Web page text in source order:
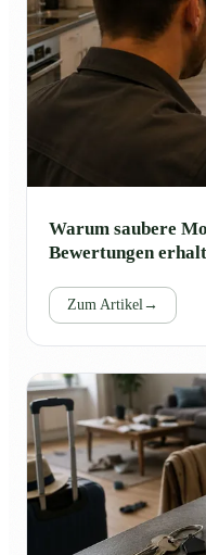
Warum saubere
Bewertungen
Zum Artikel→